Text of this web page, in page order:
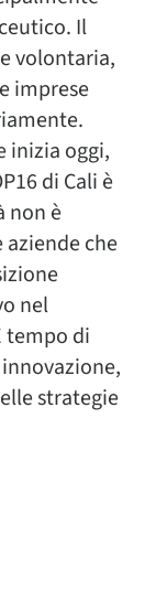
Il
volontaria,
imprese
inizia oggi,
di Cali è
non è
aziende che
nel
tempo di
strategie